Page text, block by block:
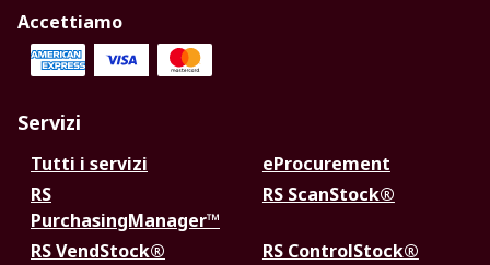
Accettiamo
Servizi
Tutti i servizi
eProcurement
RS
PurchasingManager™
RS ScanStock®
RS VendStock®
RS ControlStock®